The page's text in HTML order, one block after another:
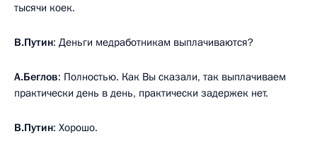
тысячи коек.
В.Путин: Деньги медработникам выплачиваются?
А.Беглов: Полностью. Как Вы сказали, так выплачиваем
практически день в день, практически задержек нет.
В.Путин: Хорошо.